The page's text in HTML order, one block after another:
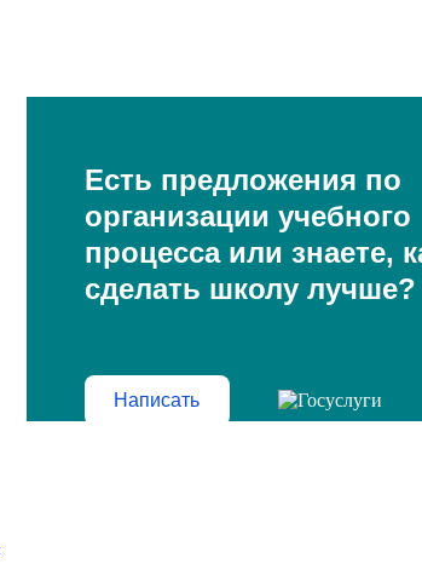
Есть предложения по
организации учебного
процесса или знаете,
сделать школу лучше?
Написать